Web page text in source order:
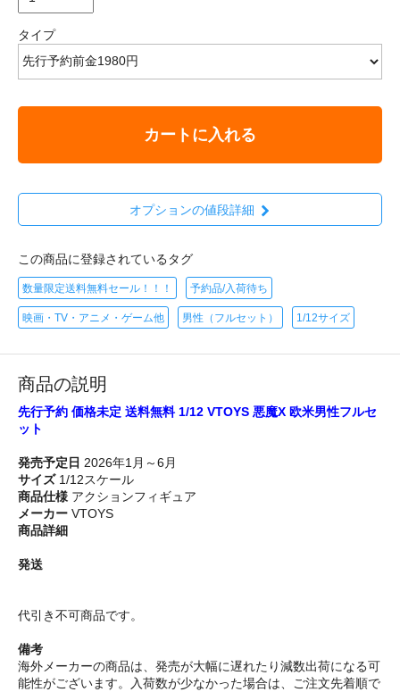
タイプ
カートに入れる
オプションの値段詳細
この商品に登録されているタグ
数量限定送料無料セール！！！ 予約品/入荷待ち
映画・TV・アニメ・ゲーム他 男性（フルセット） 1/12サイズ
商品の説明
先行予約 価格未定 送料無料 1/12 VTOYS 悪魔X 欧米男性フルセ
ット
発売予定日 2026年1月～6月
サイズ1/12スケール
商品仕様 アクションフィギュア
メーカー VTOYS
商品詳細
発送
代引き不可商品です。
備考
海外メーカーの商品は、発売が大幅に遅れたり減数出荷になる可
能性がございます。入荷数が少なかった場合は、ご注文先着順で